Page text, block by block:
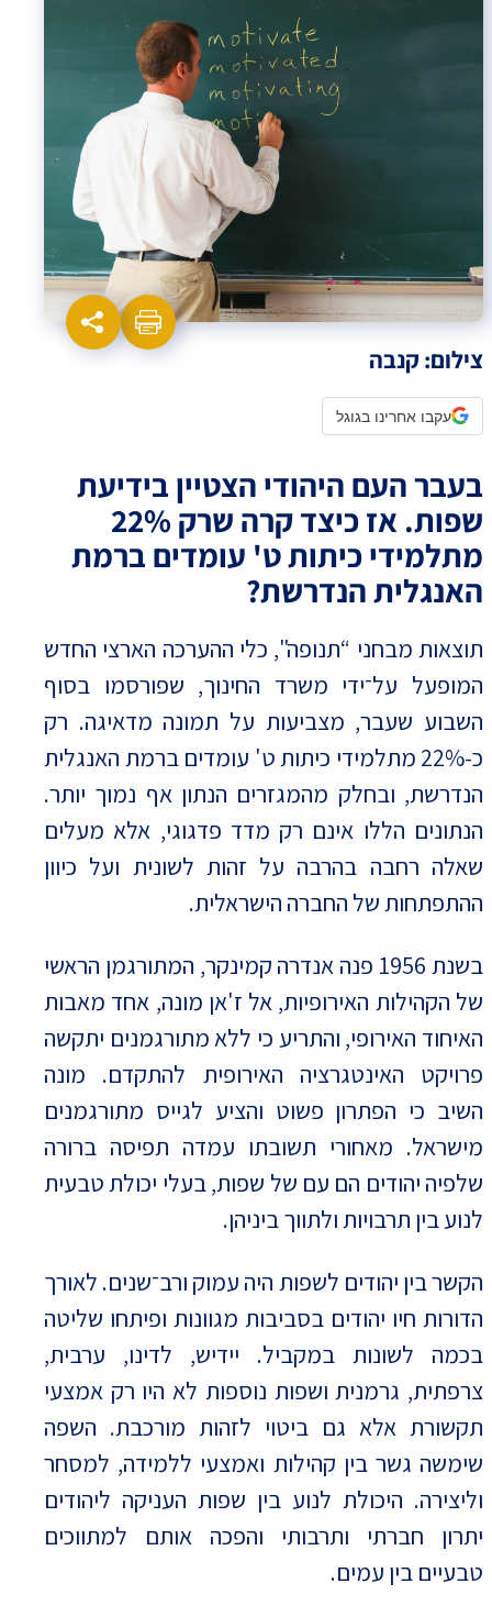
צילום: קנבה
עקבו אחרינו בגוגל
בעבר העם היהודי הצטיין בידיעת
שפות. אז כיצד קרה שרק 22%
מתלמידי כיתות ט' עומדים ברמת
האנגלית הנדרשת?
תוצאות מבחני “תנופה", כלי ההערכה הארצי החדש
המופעל על־ידי משרד החינוך, שפורסמו בסוף
השבוע שעבר, מצביעות על תמונה מדאיגה. רק
כ-22% מתלמידי כיתות ט' עומדים ברמת האנגלית
הנדרשת, ובחלק מהמגזרים הנתון אף נמוך יותר.
הנתונים הללו אינם רק מדד פדגוגי, אלא מעלים
שאלה רחבה בהרבה על זהות לשונית ועל כיוון
ההתפתחות של החברה הישראלית.
בשנת 1956 פנה אנדרה קמינקר, המתורגמן הראשי
של הקהילות האירופיות, אל ז'אן מונה, אחד מאבות
האיחוד האירופי, והתריע כי ללא מתורגמנים יתקשה
פרויקט האינטגרציה האירופית להתקדם. מונה
השיב כי הפתרון פשוט והציע לגייס מתורגמנים
מישראל. מאחורי תשובתו עמדה תפיסה ברורה
שלפיה יהודים הם עם של שפות, בעלי יכולת טבעית
לנוע בין תרבויות ולתווך ביניהן.
הקשר בין יהודים לשפות היה עמוק ורב־שנים. לאורך
הדורות חיו יהודים בסביבות מגוונות ופיתחו שליטה
בכמה לשונות במקביל. יידיש, לדינו, ערבית,
צרפתית, גרמנית ושפות נוספות לא היו רק אמצעי
תקשורת אלא גם ביטוי לזהות מורכבת. השפה
שימשה גשר בין קהילות ואמצעי ללמידה, למסחר
וליצירה. היכולת לנוע בין שפות העניקה ליהודים
יתרון חברתי ותרבותי והפכה אותם למתווכים
טבעיים בין עמים.